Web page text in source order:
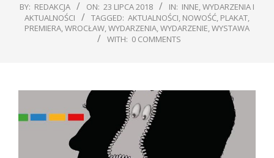
BY: REDAKCJA ON: 23 LIPCA 2018 IN: INNE,WYDARZENIA I
AKTUALNOŚCI
TAGGED: AKTUALNOŚCI, NOWOŚĆ, PLAKAT,
PREMIERA,WROCŁAW,WYDARZENIA,WYDARZENIE,WYSTAWA
WITH: 0 COMMENTS